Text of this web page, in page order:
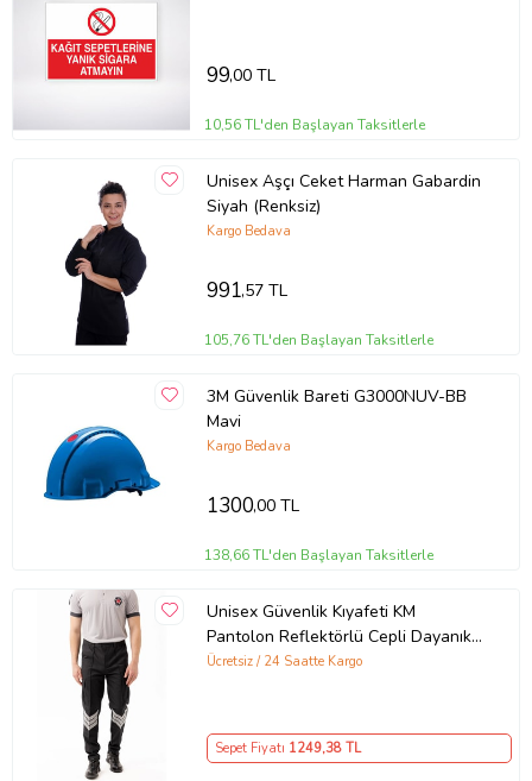
99,00 TL
10,56 TL'den Başlayan Taksitlerle
Unisex Aşçı Ceket Harman Gabardin
Siyah (Renksiz)
Kargo Bedava
991,57 TL
105,76 TL'den Başlayan Taksitlerle
3M Güvenlik Bareti G3000NUV-BB
Mavi
Kargo Bedava
1300,00 TL
138,66 TL'den Başlayan Taksitlerle
Unisex Güvenlik Kıyafeti KM
Pantolon Reflektörlü Cepli Dayanıklı
Kumaş Özel Güvenlik Personel
Ücretsiz / 24 Saatte Kargo
Sepet Fiyatı 1249,38 TL